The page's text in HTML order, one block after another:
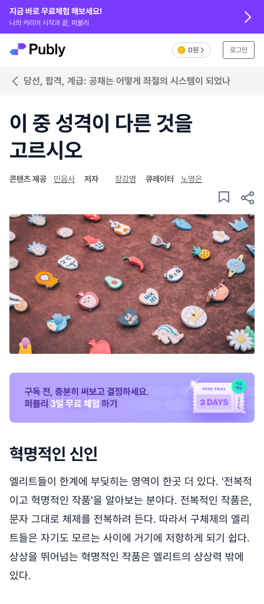
지금 바로 무료체험 해보세요!
나의 커리어 시작과 끝, 퍼블리
0원 로그인
당선, 합격, 계급: 공채는 어떻게 좌절의 시스템이 되었나
이 중 성격이 다른 것을
고르시오
콘텐츠 제공 민음사 저자 장강명 큐레이터 노영은
혁명적인 신인
엘리트들이 한계에 부딪히는 영역이 한곳 더 있다. '전복적
이고 혁명적인 작품'을 알아보는 분야다. 전복적인 작품은,
문자 그대로 체제를 전복하려 든다. 따라서 구체제의 엘리
트들은 자기도 모르는 사이에 거기에 저항하게 되기 쉽다.
상상을 뛰어넘는 혁명적인 작품은 엘리트의 상상력 밖에
있다.